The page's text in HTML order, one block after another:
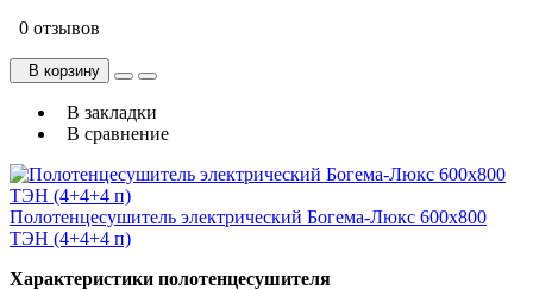
0 отзывов
В корзину
В закладки
В сравнение
Полотенцесушитель электрический Богема-Люкс 600х800
ТЭН (4+4+4 п)
Характеристики полотенцесушителя